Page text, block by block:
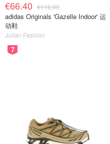
€66.40 €118.00
adidas Originals 'Gazelle Indoor' 运
动鞋
Julian Fashion
7